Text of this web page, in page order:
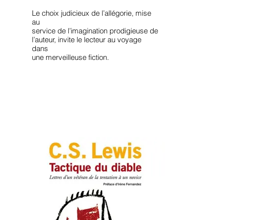
Le choix judicieux de l’allégorie, mise
au
service de l’imagination prodigieuse de
l’auteur, invite le lecteur au voyage
dans
une merveilleuse fiction.